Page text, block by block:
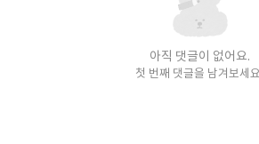
아직 댓글이 없어요.
첫 번째 댓글을 남겨보세